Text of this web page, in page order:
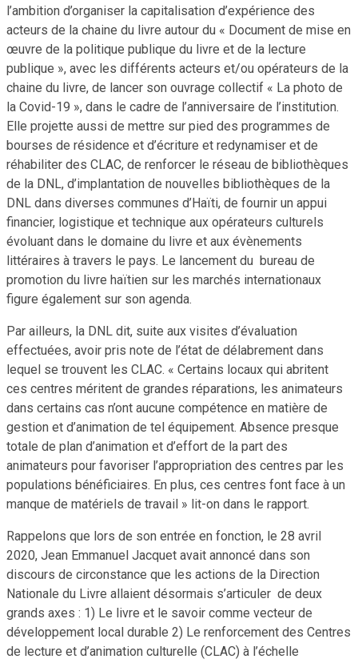
l’ambition d’organiser la capitalisation d’expérience des
acteurs de la chaine du livre autour du « Document de mise en
œuvre de la politique publique du livre et de la lecture
publique », avec les différents acteurs et/ou opérateurs de la
chaine du livre, de lancer son ouvrage collectif « La photo de
la Covid-19 », dans le cadre de l’anniversaire de l’institution.
Elle projette aussi de mettre sur pied des programmes de
bourses de résidence et d’écriture et redynamiser et de
réhabiliter des CLAC, de renforcer le réseau de bibliothèques
de la DNL, d’implantation de nouvelles bibliothèques de la
DNL dans diverses communes d’Haïti, de fournir un appui
financier, logistique et technique aux opérateurs culturels
évoluant dans le domaine du livre et aux évènements
littéraires à travers le pays. Le lancement du bureau de
promotion du livre haïtien sur les marchés internationaux
figure également sur son agenda.
Par ailleurs, la DNL dit, suite aux visites d’évaluation
effectuées, avoir pris note de l’état de délabrement dans
lequel se trouvent les CLAC. « Certains locaux qui abritent
ces centres méritent de grandes réparations, les animateurs
dans certains cas n’ont aucune compétence en matière de
gestion et d’animation de tel équipement. Absence presque
totale de plan d’animation et d’effort de la part des
animateurs pour favoriser l’appropriation des centres par les
populations bénéficiaires. En plus, ces centres font face à un
manque de matériels de travail » lit-on dans le rapport.
Rappelons que lors de son entrée en fonction, le 28 avril
2020, Jean Emmanuel Jacquet avait annoncé dans son
discours de circonstance que les actions de la Direction
Nationale du Livre allaient désormais s’articuler de deux
grands axes : 1) Le livre et le savoir comme vecteur de
développement local durable 2) Le renforcement des Centres
de lecture et d’animation culturelle (CLAC) à l’échelle